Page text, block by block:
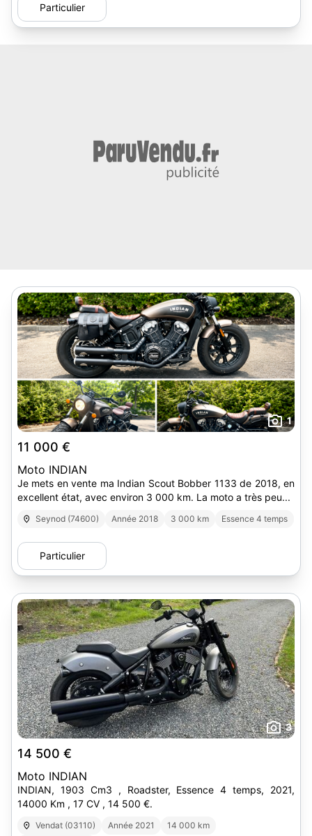
Particulier
1
11 000 €
Moto INDIAN
Je mets en vente ma Indian Scout Bobber 1133 de 2018, en
excellent état, avec environ 3 000 km. La moto a très peu...
Seynod (74600) Année 2018 3 000 km Essence 4 temps
Particulier
3
14 500 €
Moto INDIAN
INDIAN, 1903 Cm3 , Roadster, Essence 4 temps, 2021,
14000 Km , 17 CV , 14 500 €.
Vendat (03110) Année 2021
14 000 km